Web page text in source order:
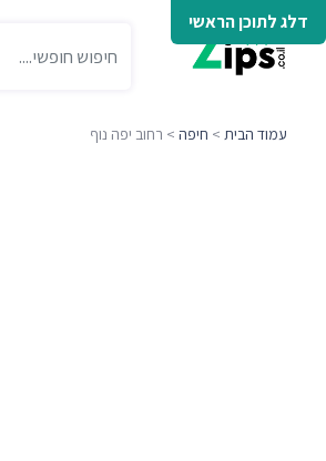
דלג לתוכן הראשי
עמוד הבית > חיפה > רחוב יפה נוף